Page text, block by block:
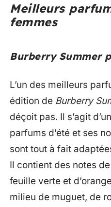
Meilleurs
femmes
Burberry Summer
L’un des meilleurs
édition de Burberry
déçoit pas. Il s’agit
parfums d’été et ses
sont tout à fait
Il contient des notes
feuille verte et
milieu de muguet, de